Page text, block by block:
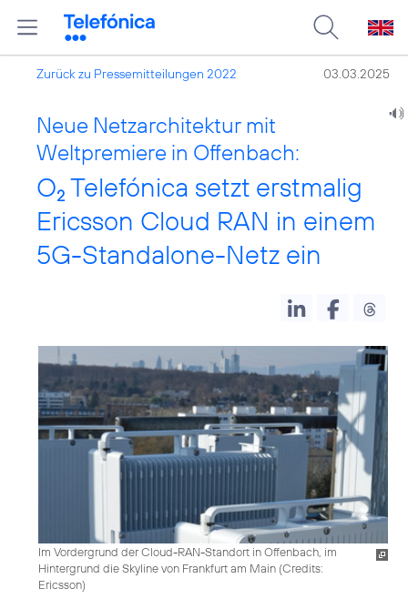
Zurück zu Pressemitteilungen 2022 03.03.2025
Neue Netzarchitektur mit
Weltpremiere in Offenbach:
O2 Telefónica setzt erstmalig
Ericsson Cloud RAN in einem
5G-Standalone-Netz ein
Im Vordergrund der Cloud-RAN-Standort in Offenbach, im
Hintergrund die Skyline von Frankfurt am Main (Credits:
Ericsson)